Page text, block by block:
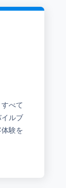
べて
ルブ
験を